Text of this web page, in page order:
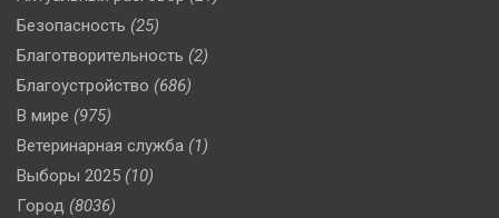
Безопасность (25)
Благотворительность (2)
Благоустройство (686)
В мире (975)
Ветеринарная служба (1)
Выборы 2025 (10)
Город (8036)